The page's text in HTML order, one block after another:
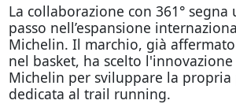
La collaborazione con 361°
passo nell’espansione
Michelin. Il marchio, già
nel basket, ha scelto l'innovazione
Michelin per sviluppare la propria
dedicata al trail running.